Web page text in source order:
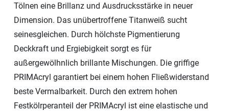
Tölnen eine Brillanz und Ausdrucksstärke in neuer
Dimension. Das unübertroffene Titanweiß sucht
seinesgleichen. Durch hölchste Pigmentierung
Deckkraft und Ergiebigkeit sorgt es für
außergewölhnlich brillante Mischungen. Die griffige
PRIMAcryl garantiert bei einem hohen Fließwiderstand
beste Vermalbarkeit. Durch den extrem hohen
Festkölrperanteil der PRIMAcryl ist eine elastische und